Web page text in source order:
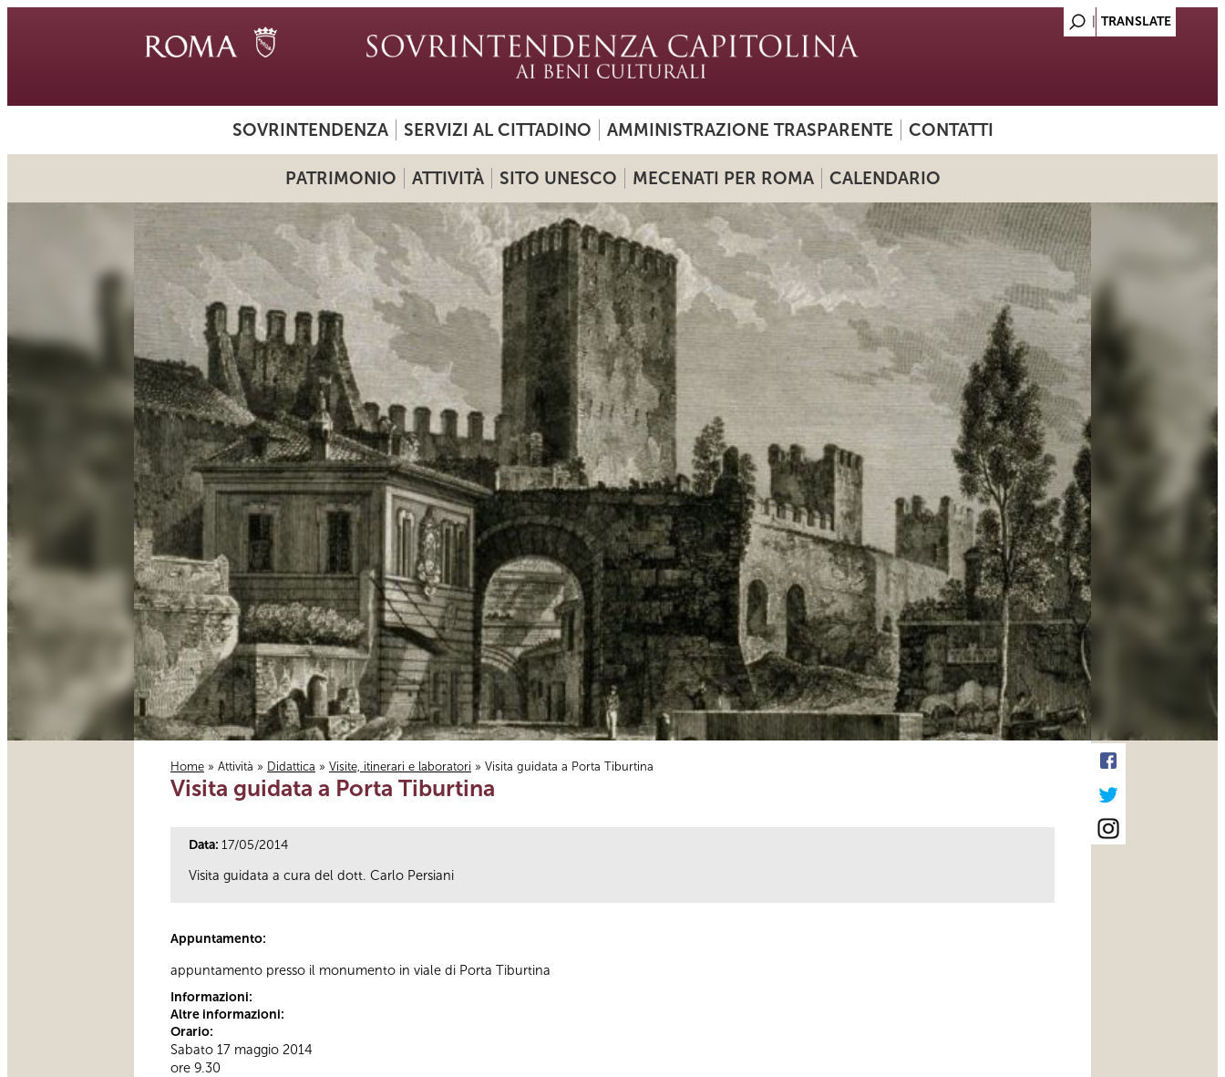
SOVRINTENDENZA SERVIZI AL CITTADINO AMMINISTRAZIONE TRASPARENTE CONTATTI
PATRIMONIO ATTIVITÀ SITO UNESCO MECENATI PER ROMA CALENDARIO
Tu sei qui
Home » Attività » Didattica » Visite, itinerari e laboratori » Visita guidata a Porta Tiburtina
Visita guidata a Porta Tiburtina
Data: 17/05/2014
Visita guidata a cura del dott. Carlo Persiani
Appuntamento:
appuntamento presso il monumento in viale di Porta Tiburtina
Informazioni:
Altre informazioni:
Orario:
Sabato 17 maggio 2014
ore 9.30